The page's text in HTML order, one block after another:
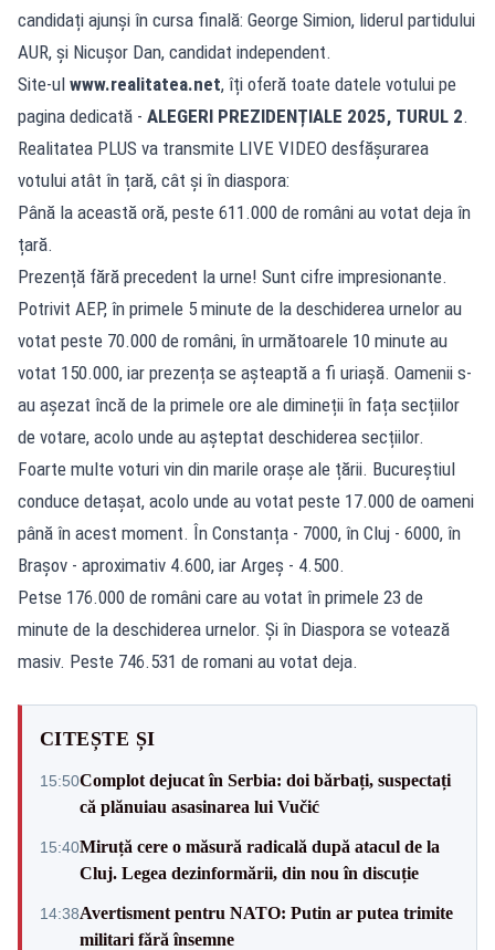
candidați ajunși în cursa finală: George Simion, liderul partidului
AUR, și Nicușor Dan, candidat independent.
Site-ul www.realitatea.net, îți oferă toate datele votului pe
pagina dedicată - ALEGERI PREZIDENȚIALE 2025, TURUL 2.
Realitatea PLUS va transmite LIVE VIDEO desfășurarea
votului atât în țară, cât și în diaspora:
Până la această oră, peste 611.000 de români au votat deja în
țară.
Prezență fără precedent la urne! Sunt cifre impresionante.
Potrivit AEP, în primele 5 minute de la deschiderea urnelor au
votat peste 70.000 de români, în următoarele 10 minute au
votat 150.000, iar prezența se așteaptă a fi uriașă. Oamenii s-
au așezat încă de la primele ore ale dimineții în fața secțiilor
de votare, acolo unde au așteptat deschiderea secțiilor.
Foarte multe voturi vin din marile orașe ale țării. Bucureștiul
conduce detașat, acolo unde au votat peste 17.000 de oameni
până în acest moment. În Constanța - 7000, în Cluj - 6000, în
Brașov - aproximativ 4.600, iar Argeș - 4.500.
Petse 176.000 de români care au votat în primele 23 de
minute de la deschiderea urnelor. Și în Diaspora se votează
masiv. Peste 746.531 de romani au votat deja.
CITEȘTE ȘI
15:50Complot dejucat în Serbia: doi bărbați, suspectați
că plănuiau asasinarea lui Vučić
15:40Miruță cere o măsură radicală după atacul de la
Cluj. Legea dezinformării, din nou în discuție
14:38Avertisment pentru NATO: Putin ar putea trimite
militari fără însemne